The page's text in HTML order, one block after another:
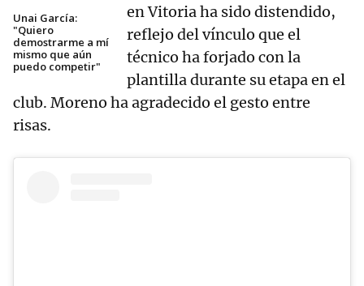
Unai García:
"Quiero
demostrarme a mí
mismo que aún
puedo competir"
en Vitoria ha sido distendido,
reflejo del vínculo que el
técnico ha forjado con la
plantilla durante su etapa en el
club. Moreno ha agradecido el gesto entre
risas.